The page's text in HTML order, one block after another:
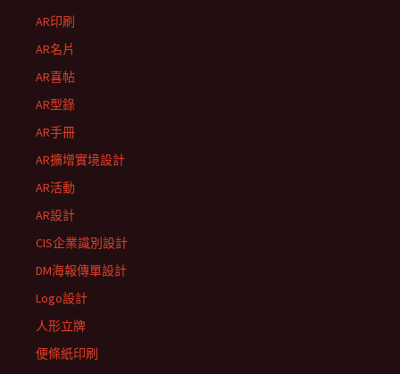
AR印刷
AR名片
AR喜帖
AR型錄
AR手冊
AR擴增實境設計
AR活動
AR設計
CIS企業識別設計
DM海報傳單設計
Logo設計
人形立牌
便條紙印刷